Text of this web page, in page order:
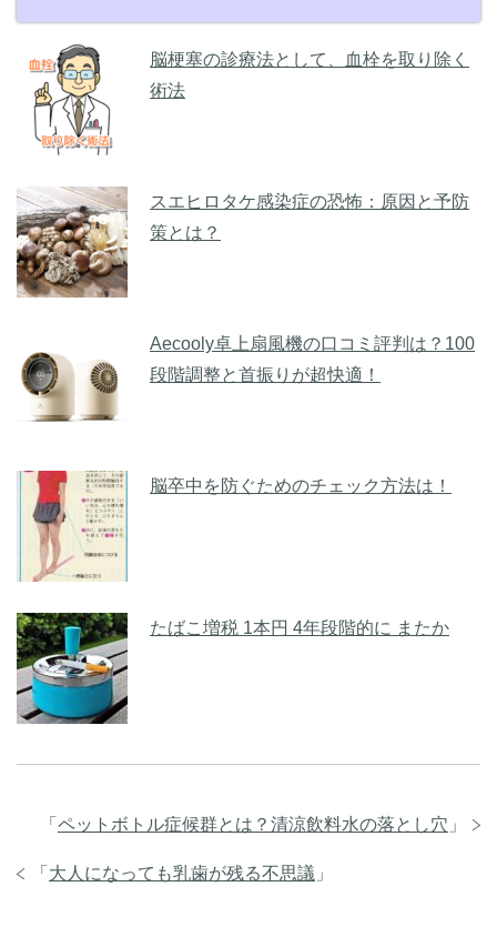
脳梗塞の診療法として、血栓を取り除く
術法
スエヒロタケ感染症の恐怖：原因と予防
策とは？
Aecooly卓上扇風機の口コミ評判は？100
段階調整と首振りが超快適！
脳卒中を防ぐためのチェック方法は！
たばこ増税 1本円 4年段階的に またか
「 ペットボトル症候群とは？清涼飲料水の落とし穴 」
「 大人になっても乳歯が残る不思議 」